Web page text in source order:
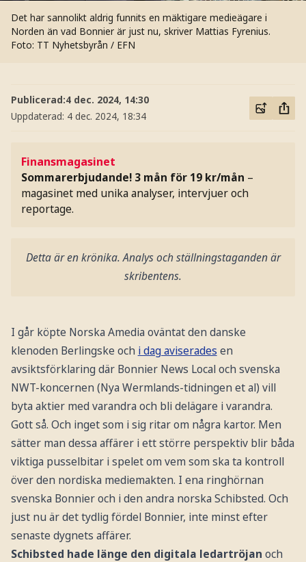
Det har sannolikt aldrig funnits en mäktigare medieägare i
Norden än vad Bonnier är just nu, skriver Mattias Fyrenius.
Foto: TT Nyhetsbyrån / EFN
Publicerad:4 dec. 2024, 14:30
Uppdaterad: 4 dec. 2024, 18:34
Finansmagasinet
Sommarerbjudande! 3 mån för 19 kr/mån –
magasinet med unika analyser, intervjuer och
reportage.
Detta är en krönika. Analys och ställningstaganden är
skribentens.
I går köpte Norska Amedia oväntat den danske
klenoden Berlingske och i dag aviserades en
avsiktsförklaring där Bonnier News Local och svenska
NWT-koncernen (Nya Wermlands-tidningen et al) vill
byta aktier med varandra och bli delägare i varandra.
Gott så. Och inget som i sig ritar om några kartor. Men
sätter man dessa affärer i ett större perspektiv blir båda
viktiga pusselbitar i spelet om vem som ska ta kontroll
över den nordiska mediemakten. I ena ringhörnan
svenska Bonnier och i den andra norska Schibsted. Och
just nu är det tydlig fördel Bonnier, inte minst efter
senaste dygnets affärer.
Schibsted hade länge den digitala ledartröjan och